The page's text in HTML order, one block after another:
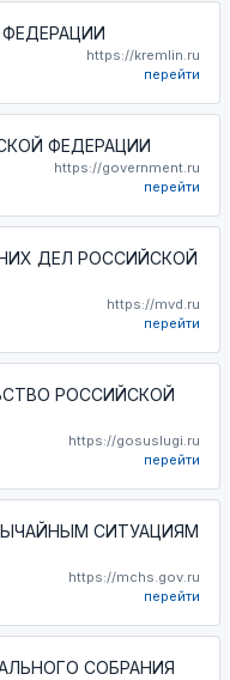
https://kremlin.ru
перейти
ФЕДЕРАЦИИ
https://government.ru
перейти
ДЕЛ РОССИЙСКОЙ
https://mvd.ru
перейти
РОССИЙСКОЙ
https://gosuslugi.ru
перейти
СИТУАЦИЯМ
https://mchs.gov.ru
перейти
СОБРАНИЯ